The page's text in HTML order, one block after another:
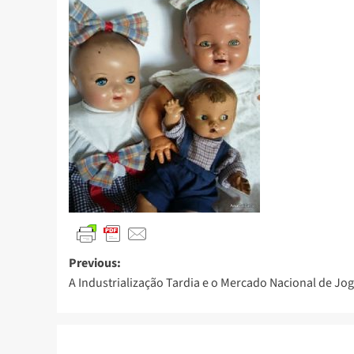
Previous:
A Industrialização Tardia e o Mercado Nacional de